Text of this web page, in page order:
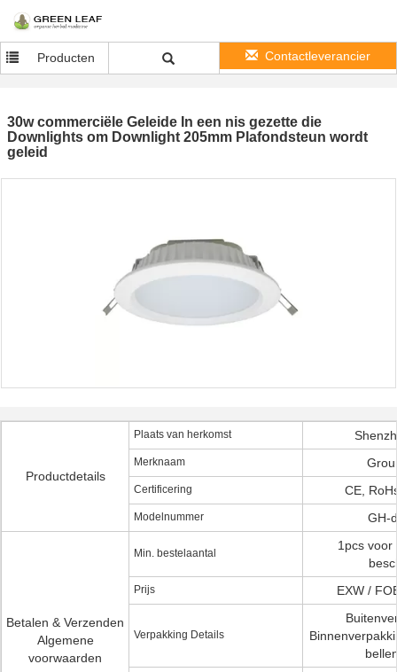
Producten Contactleverancier
30w commerciële Geleide In een nis gezette die
Downlights om Downlight 205mm Plafondsteun wordt
geleid
Productdetails
Plaats van herkomst
Merknaam
Certificering CE,
Modelnummer GH-
Betalen & Verzenden
Algemene
voorwaarden
Min. bestelaantal
1pcs voor
Prijs EXW /
Verpakking Details